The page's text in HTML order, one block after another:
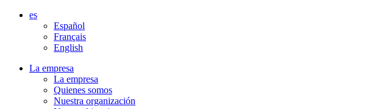
Aller
directement
es
Español
Français
English
La empresa
La empresa
Quienes somos
Nuestra organización